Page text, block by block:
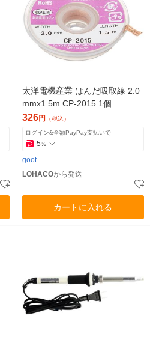
太洋電機産業 はんだ吸取線 2.0
mmx1.5m CP-2015 1個
326円 （税込）
ログイン&全額PayPay支払いで
5%
goot
LOHACOから発送
カートに入れる